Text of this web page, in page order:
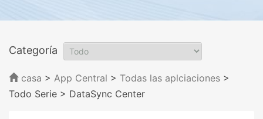
Categoría
casa > App Central > Todas las aplciaciones >
Todo Serie > DataSync Center